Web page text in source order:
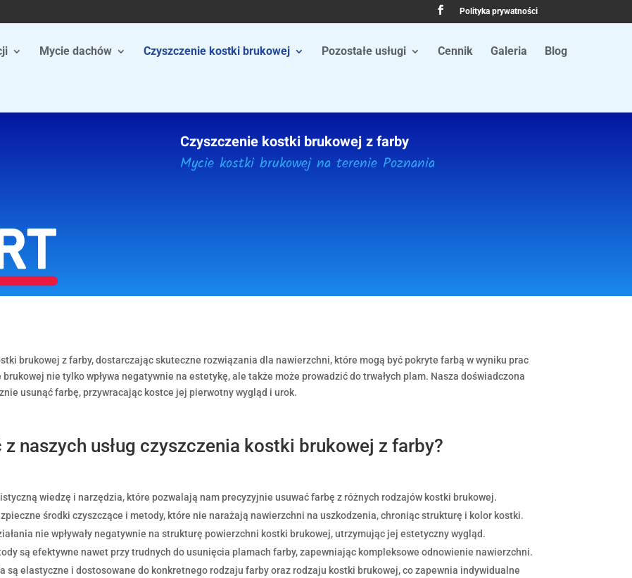
Polityka prywatności
Mycie dachów Czyszczenie kostki brukowej Pozostałe usługi Cennik Galeria Blog
Czyszczenie kostki brukowej z farby
Mycie kostki brukowej na terenie Poznania
brukowej z farby, dostarczając skuteczne rozwiązania dla nawierzchni, które mogą być pokryte farbą w wyniku prac
nie tylko wpływa negatywnie na estetykę, ale także może prowadzić do trwałych plam. Nasza doświadczona
usunąć farbę, przywracając kostce jej pierwotny wygląd i urok.
naszych usług czyszczenia kostki brukowej z farby?
wiedzę i narzędzia, które pozwalają nam precyzyjnie usuwać farbę z różnych rodzajów kostki brukowej.
środki czyszczące i metody, które nie narażają nawierzchni na uszkodzenia, chroniąc strukturę i kolor kostki.
nie wpływały negatywnie na strukturę powierzchni kostki brukowej, utrzymując jej estetyczny wygląd.
są efektywne nawet przy trudnych do usunięcia plamach farby, zapewniając kompleksowe odnowienie nawierzchni.
są elastyczne i dostosowane do konkretnego rodzaju farby oraz rodzaju kostki brukowej, co zapewnia indywidualne